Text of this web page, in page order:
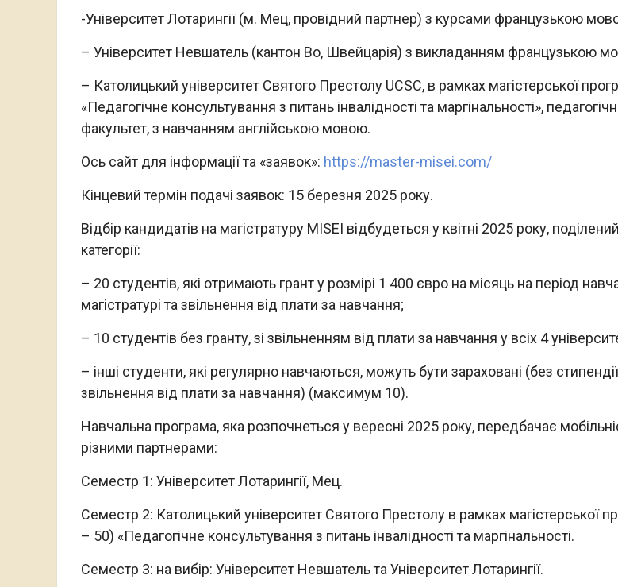
-Університет Лотарингії (м. Мец, провідний партнер) з курсами французькою
– Університет Невшатель (кантон Во, Швейцарія) з викладанням французькою
– Католицький університет Святого Престолу UCSC, в рамках магістерської
«Педагогічне консультування з питань інвалідності та маргінальності»,
факультет, з навчанням англійською мовою.
Ось сайт для інформації та «заявок»: https://master-misei.com/
Кінцевий термін подачі заявок: 15 березня 2025 року.
Відбір кандидатів на магістратуру MISEI відбудеться у квітні 2025 року,
категорії:
– 20 студентів, які отримають грант у розмірі 1 400 євро на місяць на період
магістратурі та звільнення від плати за навчання;
– 10 студентів без гранту, зі звільненням від плати за навчання у всіх 4
– інші студенти, які регулярно навчаються, можуть бути зараховані (без
звільнення від плати за навчання) (максимум 10).
Навчальна програма, яка розпочнеться у вересні 2025 року, передбачає
різними партнерами:
Семестр 1: Університет Лотарингії, Мец.
Семестр 2: Католицький університет Святого Престолу в рамках магістерської
– 50) «Педагогічне консультування з питань інвалідності та маргінальності.
Семестр 3: на вибір: Університет Невшатель та Університет Лотарингії.